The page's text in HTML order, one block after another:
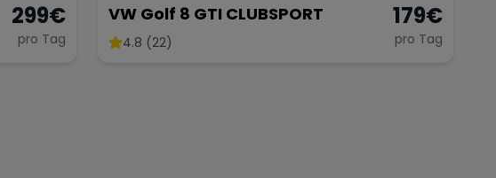
299€
pro Tag
VW Golf 8 GTI CLUBSPORT
4.8 (22)
179€
pro Tag